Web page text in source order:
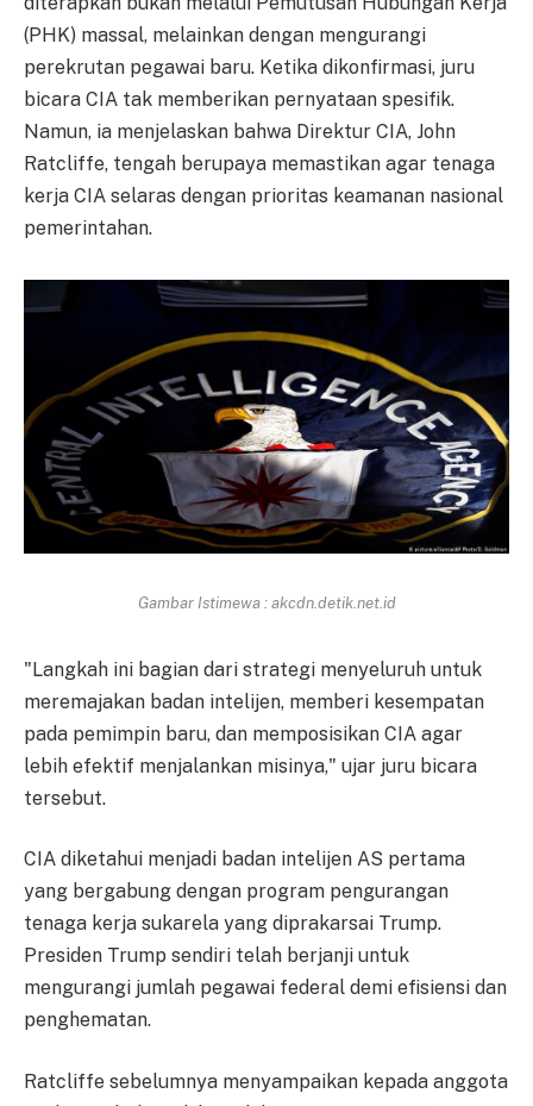
(PHK) massal, melainkan dengan mengurangi
perekrutan pegawai baru. Ketika dikonfirmasi, juru
bicara CIA tak memberikan pernyataan spesifik.
Namun, ia menjelaskan bahwa Direktur CIA, John
Ratcliffe, tengah berupaya memastikan agar tenaga
kerja CIA selaras dengan prioritas keamanan nasional
pemerintahan.
Gambar Istimewa : akcdn.detik.net.id
"Langkah ini bagian dari strategi menyeluruh untuk
meremajakan badan intelijen, memberi kesempatan
pada pemimpin baru, dan memposisikan CIA agar
lebih efektif menjalankan misinya," ujar juru bicara
tersebut.
CIA diketahui menjadi badan intelijen AS pertama
yang bergabung dengan program pengurangan
tenaga kerja sukarela yang diprakarsai Trump.
Presiden Trump sendiri telah berjanji untuk
mengurangi jumlah pegawai federal demi efisiensi dan
penghematan.
Ratcliffe sebelumnya menyampaikan kepada anggota